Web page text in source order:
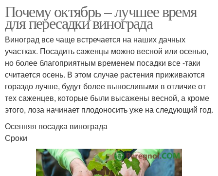
Почему октябрь – лучшее время
для пересадки винограда
Виноград все чаще встречается на наших дачных
участках. Посадить саженцы можно весной или осенью,
но более благоприятным временем посадки все -таки
считается осень. В этом случае растения приживаются
гораздо лучше, будут более выносливыми в отличие от
тех саженцев, которые были высажены весной, а кроме
этого, лоза начинает плодоносить уже на следующий год.
Осенняя посадка винограда
Сроки